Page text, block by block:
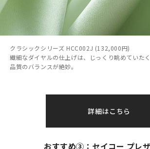
クラシックシリーズ HCC002J (132,000円)
繊細なダイヤルの仕上げは、じっくり眺めていた
品質のバランスが絶妙。
詳細はこちら
おすすめ③：セイコー プレ